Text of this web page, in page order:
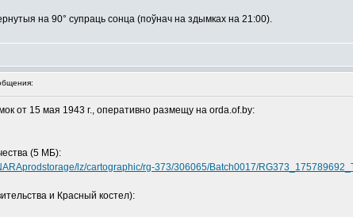
на 90° супраць сонца (поўнач на здымках на 21:00).
от 15 мая 1943 г., оперативно размещу на orda.of.by:
(5 МБ):
lz/cartographic/rg-373/306065/Batch0017/
и Красный костел):